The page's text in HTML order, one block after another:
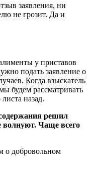
заявления, ни
не грозит. Да и
у приставов
подать заявление о
Когда взыскатель
будем рассматривать
назад.
решил
волнуют. Чаще всего
о добровольном